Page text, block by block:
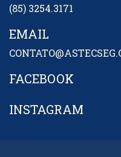
(85) 3254.3171
EMAIL
FACEBOOK
INSTAGRAM